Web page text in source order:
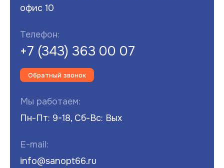
офис 10
Телефон:
+7 (343) 363 00 07
Обратный звонок
Мы работаем:
Пн-Пт: 9-18, Сб-Вс: Вых
E-mail:
info@sanopt66.ru